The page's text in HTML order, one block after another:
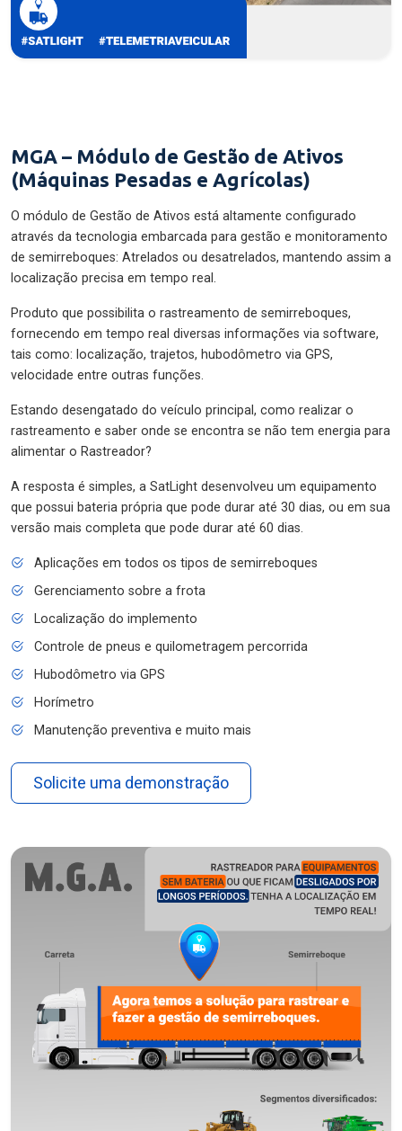
MGA – Módulo de Gestão de Ativos
(Máquinas Pesadas e Agrícolas)
O módulo de Gestão de Ativos está altamente configurado
através da tecnologia embarcada para gestão e monitoramento
de semirreboques: Atrelados ou desatrelados, mantendo assim a
localização precisa em tempo real.
Produto que possibilita o rastreamento de semirreboques,
fornecendo em tempo real diversas informações via software,
tais como: localização, trajetos, hubodômetro via GPS,
velocidade entre outras funções.
Estando desengatado do veículo principal, como realizar o
rastreamento e saber onde se encontra se não tem energia para
alimentar o Rastreador?
A resposta é simples, a SatLight desenvolveu um equipamento
que possui bateria própria que pode durar até 30 dias, ou em sua
versão mais completa que pode durar até 60 dias.
Aplicações em todos os tipos de semirreboques
Gerenciamento sobre a frota
Localização do implemento
Controle de pneus e quilometragem percorrida
Hubodômetro via GPS
Horímetro
Manutenção preventiva e muito mais
Solicite uma demonstração